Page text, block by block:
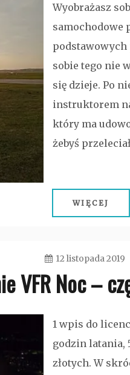
Wyobrażasz
samochodowe
podstawowych
sobie tego nie
się dzieje. Po
instruktorem
który ma
żebyś
WIĘCEJ
12 listopada 2019
VFR Noc –
1 wpis do
godzin latania,
złotych. W